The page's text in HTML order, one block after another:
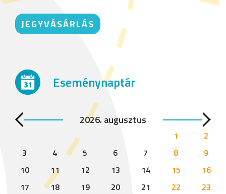
JEGYVÁSÁRLÁS
Eseménynaptár
2026. augusztus
1
2
3
4 5 6 7 8
9
10
11 12 13 14 15
16
17
18 19 20 21 22
23